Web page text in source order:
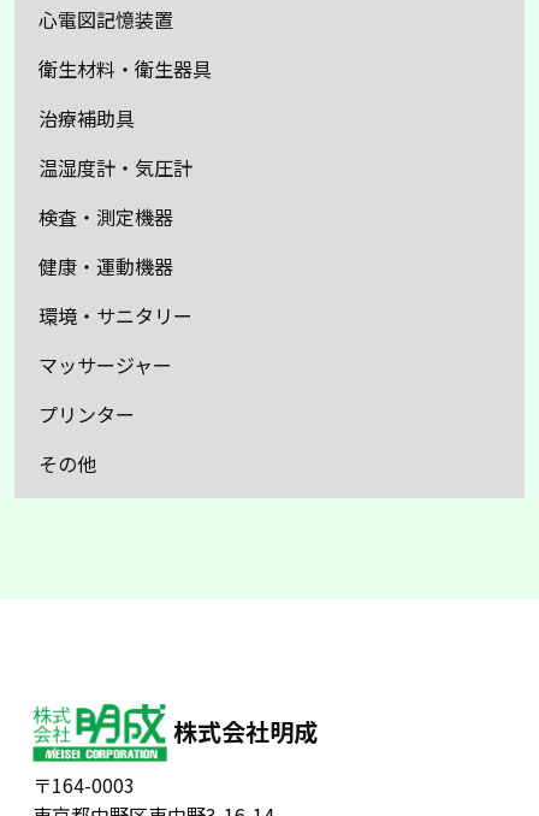
心電図記憶装置
衛生材料・衛生器具
治療補助具
温湿度計・気圧計
検査・測定機器
健康・運動機器
環境・サニタリー
マッサージャー
プリンター
その他
株式会社明成
〒164-0003